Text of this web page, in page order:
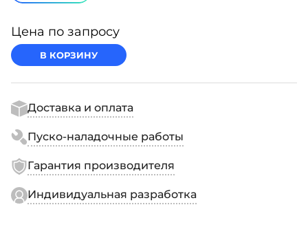
Цена по запросу
В КОРЗИНУ
Доставка и оплата
Пуско-наладочные работы
Гарантия производителя
Индивидуальная разработка